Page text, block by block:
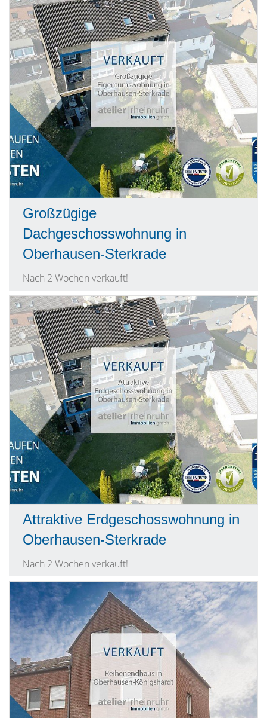
Großzügige
Dachgeschosswohnung in
Oberhausen-Sterkrade
Nach 2 Wochen verkauft!
Attraktive Erdgeschosswohnung in
Oberhausen-Sterkrade
Nach 2 Wochen verkauft!